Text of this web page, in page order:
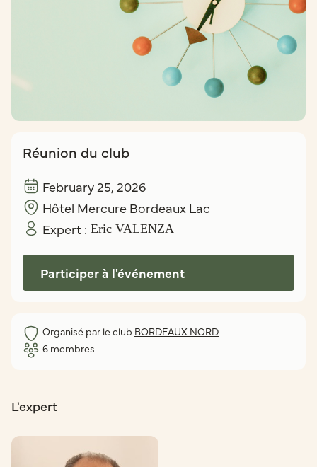
Réunion du club
February 25, 2026
Hôtel Mercure Bordeaux Lac
Expert : Eric VALENZA
Participer à l'événement
Organisé par le club BORDEAUX NORD
6 membres
L'expert